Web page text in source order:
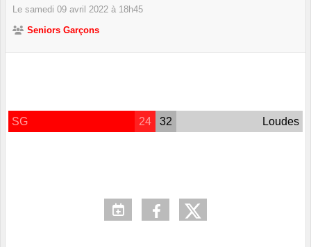
Le samedi 09 avril 2022 à 18h45
Seniors Garçons
SG 24 32 Loudes